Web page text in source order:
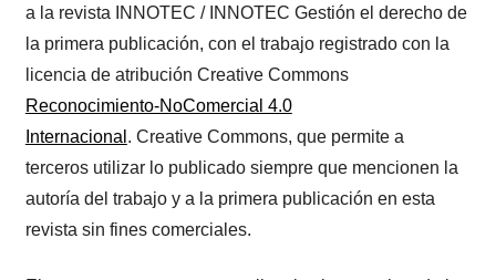
a la revista INNOTEC / INNOTEC Gestión el derecho de
la primera publicación, con el trabajo registrado con la
licencia de atribución Creative Commons
Reconocimiento-NoComercial 4.0
Internacional . Creative Commons, que permite a
terceros utilizar lo publicado siempre que mencionen la
autoría del trabajo y a la primera publicación en esta
revista sin fines comerciales.